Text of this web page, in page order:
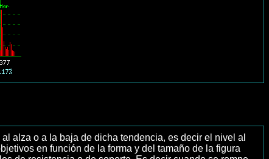
alza o a la baja de dicha tendencia, es decir el nivel al
en función de la forma y del tamaño de la figura